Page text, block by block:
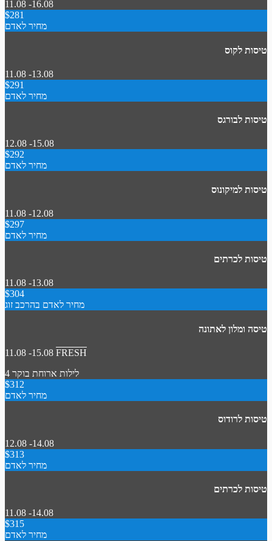
11.08 -16.08
$281
מחיר לאדם
טיסות לקוס
11.08 -13.08
$291
מחיר לאדם
טיסות לבורגס
12.08 -15.08
$292
מחיר לאדם
טיסות למיקונוס
11.08 -12.08
$297
מחיר לאדם
טיסות לכרתים
11.08 -13.08
$304
מחיר לאדם בהרכב זוג
טיסה ומלון לאתונה
11.08 -15.08 FRESH
4 לילות ארוחת בוקר
$312
מחיר לאדם
טיסות לרודוס
12.08 -14.08
$313
מחיר לאדם
טיסות לכרתים
11.08 -14.08
$315
מחיר לאדם